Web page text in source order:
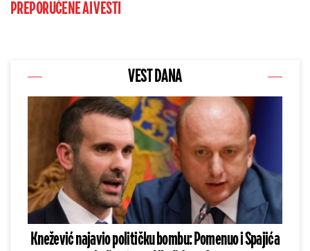
PREPORUČENE AI VESTI
VEST DANA
Knežević najavio političku bombu: Pomenuo i Spajića